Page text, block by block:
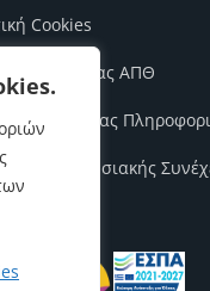
Cookies
Ποιότητας ΑΠΘ
Ασφάλειας
Επιχειρησιακής